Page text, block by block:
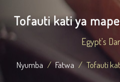
Tofauti kati ya
Egypt's
Nyumba Fatwa Tofauti